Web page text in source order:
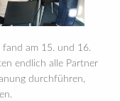
fand am 15. und 16.
endlich alle Partner
durchführen,